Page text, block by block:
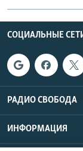
СОЦИАЛЬНЫЕ
РАДИО СВОБОДА
ИНФОРМАЦИЯ